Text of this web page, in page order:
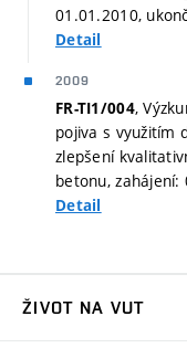
01.01.2010,
Detail
2009
FR-TI1/004,
pojiva s využitím
zlepšení
betonu,
Detail
ŽIVOT NA VUT